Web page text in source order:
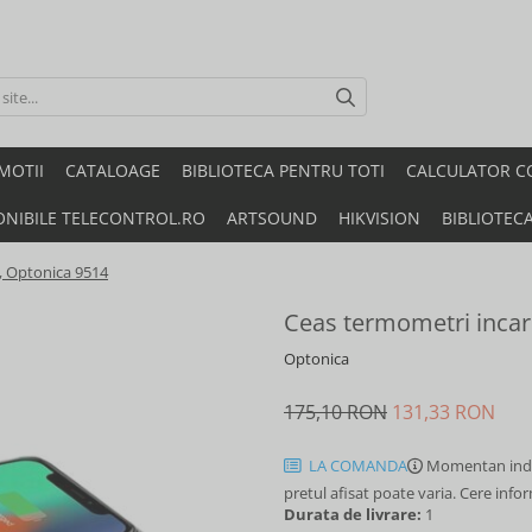
CATALOAGE BIBLIOTECA PENTRU TOTI CALCULATOR
TELECONTROL.RO ARTSOUND HIKVISION
9514
Ceas termometri
Optonica
175,10 RON 131,33 RON
LA COMANDA
Momentan
pretul afisat poate varia. Cere
Durata de livrare: 1